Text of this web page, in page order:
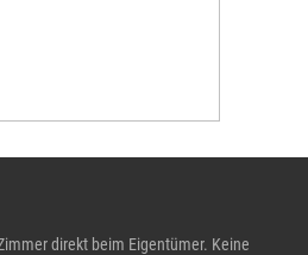
direkt beim Eigentümer. Keine